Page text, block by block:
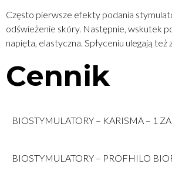
Często pierwsze efekty podania
odświeżenie skóry. Następnie, wskutek
napięta, elastyczna. Spłyceniu ulegają
Cennik
BIOSTYMULATORY – KARISMA – 1
BIOSTYMULATORY – PROFHILO